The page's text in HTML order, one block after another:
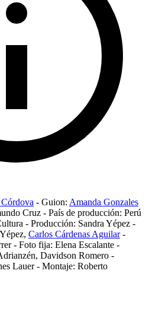
- Guion: Amanda Gonzales
Cruz - País de producción: Perú
- Producción: Sandra Yépez -
, Carlos Cárdenas Aguilar-
- Foto fija: Elena Escalante -
, Davidson Romero -
Lauer- Montaje: Roberto